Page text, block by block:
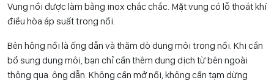
Vung nồi được làm bằng inox chắc chắc. Mặt vung có lỗ thoát khí
điều hòa áp suất trong nồi.
Bên hông nồi là ống dẫn và thăm dò dung môi trong nồi. Khi cần
bổ sung dung môi, bạn chỉ cần thêm dung dịch từ bên ngoài
thông qua ông dẫn. Không cần mở nồi, không cần tạm dừng